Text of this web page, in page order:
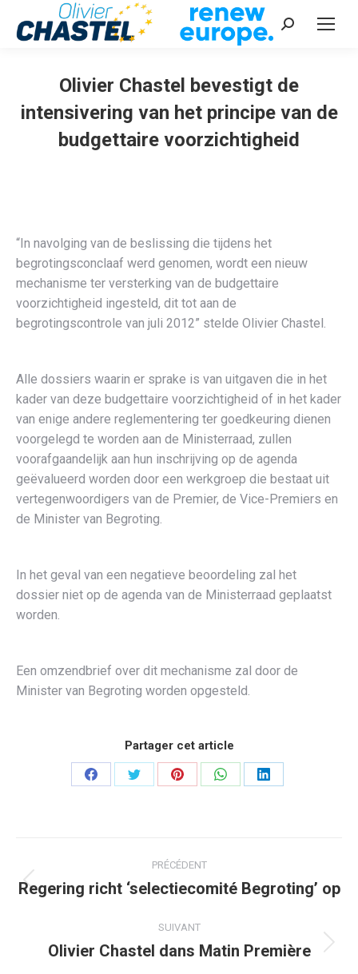
Recherche
Olivier Chastel bevestigt de
intensivering van het principe van de
budgettaire voorzichtigheid
“In navolging van de beslissing die tijdens het
begrotingsconclaaf werd genomen, wordt een nieuw
mechanisme ter versterking van de budgettaire
voorzichtigheid ingesteld, dit tot aan de
begrotingscontrole van juli 2012” stelde Olivier Chastel.
Alle dossiers waarin er sprake is van uitgaven die in het
kader van deze budgettaire voorzichtigheid of in het kader
van enige andere reglementering ter goedkeuring dienen
voorgelegd te worden aan de Ministerraad, zullen
voorafgaandelijk aan hun inschrijving op de agenda
geëvalueerd worden door een werkgroep die bestaat uit
vertegenwoordigers van de Premier, de Vice-Premiers en
de Minister van Begroting.
In het geval van een negatieve beoordeling zal het
dossier niet op de agenda van de Ministerraad geplaatst
worden.
Een omzendbrief over dit mechanisme zal door de
Minister van Begroting worden opgesteld.
Partager cet article
PartagerPartagerPartagerPartagerPartager
article
PRÉCÉDENT
Article
:
Regering richt ‘selectiecomité Begroting’ op
SUIVANT
Article
Olivier Chastel dans Matin Première